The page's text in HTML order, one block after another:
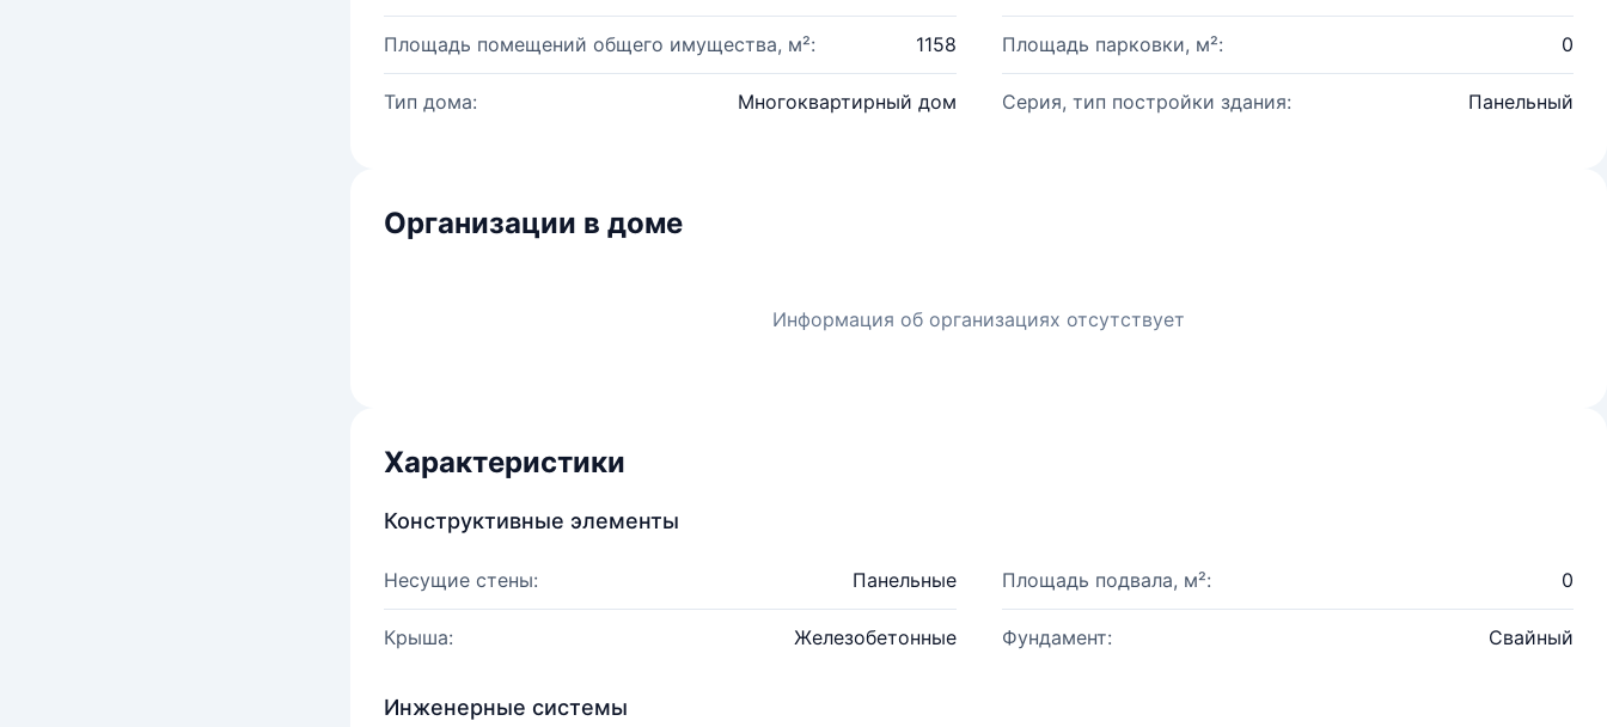
Площадь помещений общего имущества, м²: 1158 Площадь парковки, м²: 0
Тип дома: Многоквартирный дом Серия, тип постройки здания: Панельный
Организации в доме
Информация об организациях отсутствует
Характеристики
Конструктивные элементы
Несущие стены: Панельные Площадь подвала, м²: 0
Крыша: Железобетонные Фундамент: Свайный
Инженерные системы